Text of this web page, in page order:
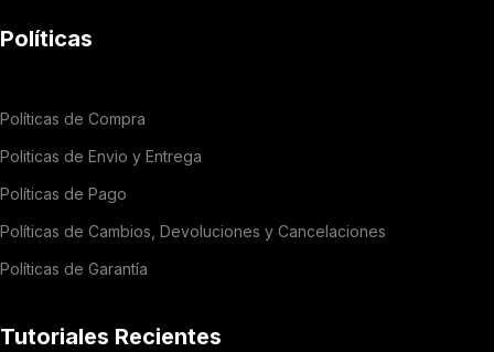
Políticas
Políticas de Compra
Politicas de Envio y Entrega
Políticas de Pago
Políticas de Cambios, Devoluciones y Cancelaciones
Políticas de Garantía
Tutoriales Recientes